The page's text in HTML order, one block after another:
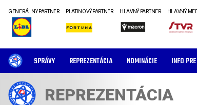
GENERÁLNY PARTNER PLATINOVÝ PARTNER HLAVNÝ PARTNER HLAVNÝ
SPRÁVY REPREZENTÁCIA NOMINÁCIE INFO
REPREZENTÁCIA